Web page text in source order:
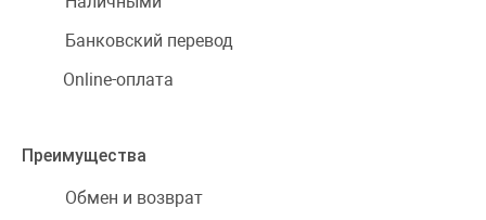
Банковский перевод
Online-оплата
Преимущества
Обмен и возврат